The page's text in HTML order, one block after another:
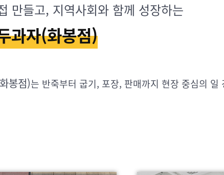
만들고, 지역사회와 함께 성장하는
과자(화봉점)
봉점)는 반죽부터 굽기, 포장, 판매까지 현장 중심의